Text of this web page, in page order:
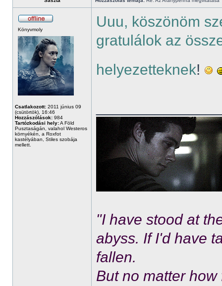
Könyvmoly
Csatlakozott: 2011 június 09
(csütörtök), 16:46
Hozzászólások: 984
Tartózkodási hely:A Föld
Pusztaságán, valahol Westeros
környékén, a Roxfot
kastélyában, Stiles szobája
mellett.
Uuu, köszönöm
gratulálok az
helyezetteknek!
"I have stood at
abyss. If I'd have
fallen.
But no matter